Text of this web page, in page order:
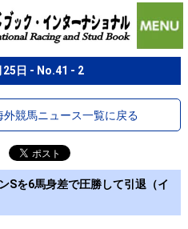
日 - No.41 - 2
外競馬ニュース一覧に戻る
Sを6馬身差で圧勝して引退（イ